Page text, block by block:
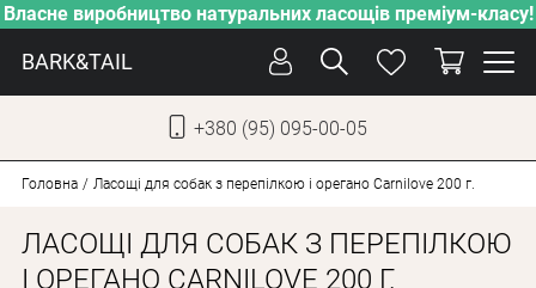
Власне виробництво натуральних ласощів преміум-класу!
BARK&TAIL
+380 (95) 095-00-05
СОБАКИ
Головна Ласощі для собак з перепілкою і орегано Carnilove 200 г.
ЛАСОЩІ ДЛЯ СОБАК З ПЕРЕПІЛКОЮ
І ОРЕГАНО CARNILOVE 200 Г.